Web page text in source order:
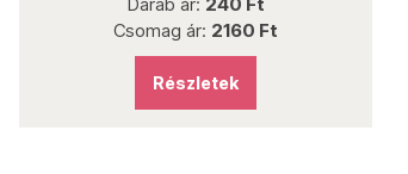
Csomag ár: 2160 Ft
Részletek